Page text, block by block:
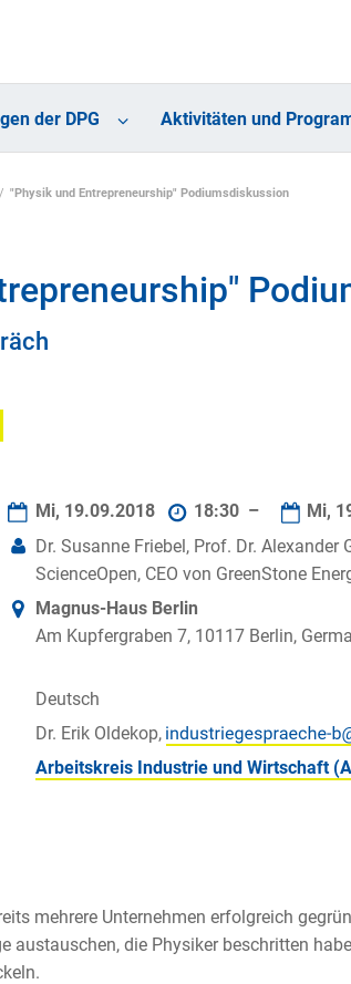
der DPG Aktivitäten und
"Physik und Entrepreneurship" Podiumsdiskussion
Mi, 19.09.2018 18:30 – Mi,
Dr. Susanne Friebel, Prof. Dr.
ScienceOpen, CEO von GreenStone
Magnus-Haus Berlin
Am Kupfergraben 7, 10117 Berlin,
Deutsch
Dr. Erik Oldekop,
Arbeitskreis Industrie und Wirtschaft
mehrere Unternehmen erfolgreich
austauschen, die Physiker beschritten